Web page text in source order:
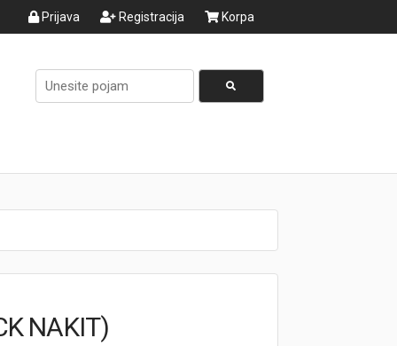
Prijava Registracija Korpa
NAKIT)